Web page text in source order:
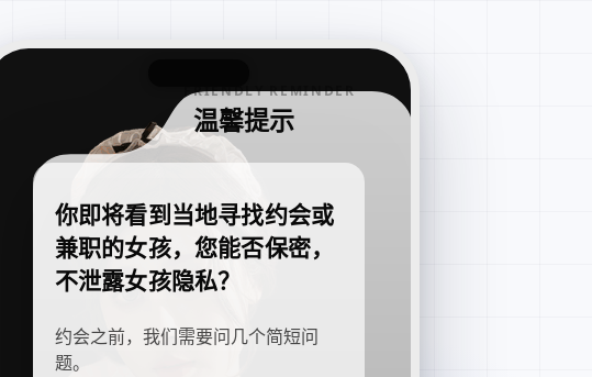
FRIENDLY REMINDER
温馨提示
你即将看到当地寻找约会或
兼职的女孩，您能否保密，
不泄露女孩隐私？
约会之前，我们需要问几个简短问
题。